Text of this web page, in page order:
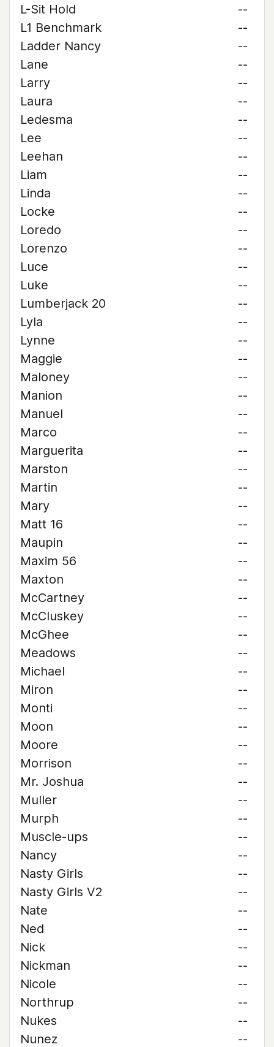
L-Sit Hold
--
L1 Benchmark
--
Ladder Nancy
--
Lane
--
Larry
--
Laura
--
Ledesma
--
Lee
--
Leehan
--
Liam
--
Linda
--
Locke
--
Loredo
--
Lorenzo
--
Luce
--
Luke
--
Lumberjack 20
--
Lyla
--
Lynne
--
Maggie
--
Maloney
--
Manion
--
Manuel
--
Marco
--
Marguerita
--
Marston
--
Martin
--
Mary
--
Matt 16
--
Maupin
--
Maxim 56
--
Maxton
--
McCartney
--
McCluskey
--
McGhee
--
Meadows
--
Michael
--
Miron
--
Monti
--
Moon
--
Moore
--
Morrison
--
Mr. Joshua
--
Muller
--
Murph
--
Muscle-ups
--
Nancy
--
Nasty Girls
--
Nasty Girls V2
--
Nate
--
Ned
--
Nick
--
Nickman
--
Nicole
--
Northrup
--
Nukes
--
Nunez
--